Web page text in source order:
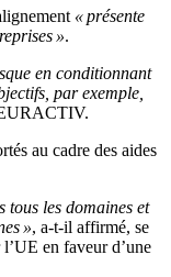
« présente
».
en conditionnant
par exemple,
au cadre des aides
tous les domaines et
», a-t-il affirmé, se
en faveur d’une